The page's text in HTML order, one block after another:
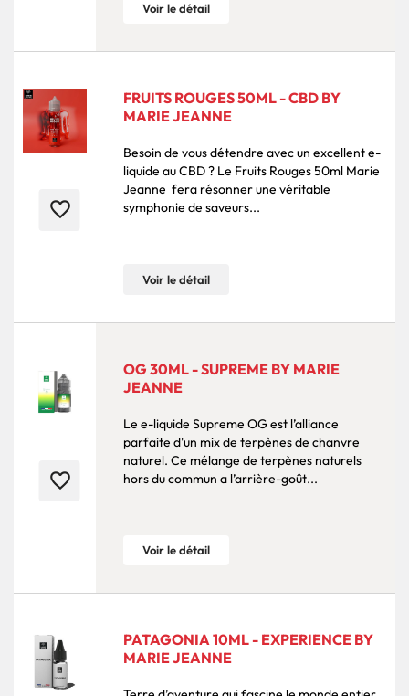
Voir le détail
favorite_border
FRUITS ROUGES 50ML - CBD BY
MARIE JEANNE
Besoin de vous détendre avec un excellent e-
liquide au CBD ? Le Fruits Rouges 50ml Marie
Jeanne fera résonner une véritable
symphonie de saveurs...
Voir le détail
favorite_border
OG 30ML - SUPREME BY MARIE
JEANNE
Le e-liquide Supreme OG est l’alliance
parfaite d'un mix de terpènes de chanvre
naturel. Ce mélange de terpènes naturels
hors du commun a l’arrière-goût...
Voir le détail
PATAGONIA 10ML - EXPERIENCE BY
MARIE JEANNE